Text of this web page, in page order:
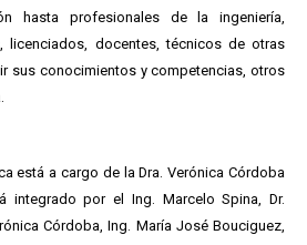
hasta profesionales de la ingeniería,
licenciados, docentes, técnicos de otras
sus conocimientos y competencias, otros
está a cargo de la Dra. Verónica Córdoba
integrado por el Ing. Marcelo Spina, Dr.
Córdoba, Ing. María José Bouciguez,